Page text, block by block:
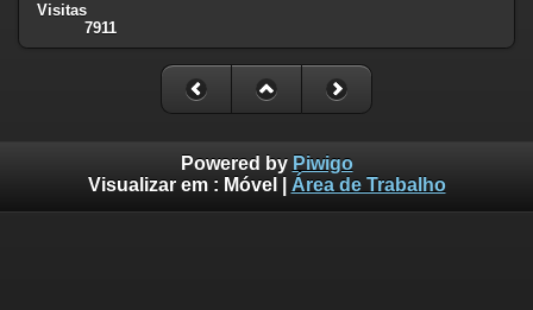
Visitas
7911
Powered by Piwigo
Visualizar em : Móvel Área de Trabalho